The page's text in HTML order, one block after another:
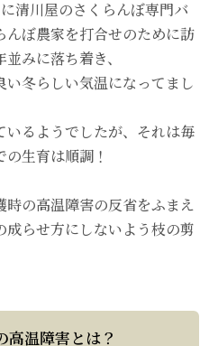
清川屋のさくらんぼ専門バ
ぼ農家を打合せのために訪
みに落ち着き、
冬らしい気温になってまし
るようでしたが、それは毎
生育は順調！
の高温障害の反省をふまえ
らせ方にしないよう枝の剪
高温障害とは？